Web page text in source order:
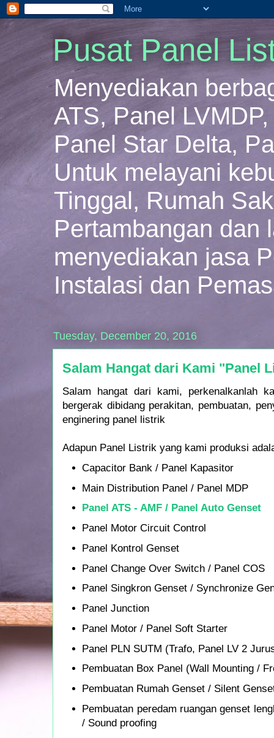
Pusat Panel
Menyediakan
ATS, Panel
Panel Star Delta,
Untuk melayani
Tinggal, Rumah
Pertambangan dan
menyediakan jasa
Instalasi dan
Tuesday, December 20, 2016
Salam Hangat dari Kami "Panel
Salam hangat dari kami, perkenalkanlah
bergerak dibidang perakitan, pembuatan,
enginering panel listrik
Adapun Panel Listrik yang kami produksi
Capacitor Bank / Panel Kapasitor
Main Distribution Panel / Panel MDP
Panel ATS - AMF / Panel Auto Genset
Panel Motor Circuit Control
Panel Kontrol Genset
Panel Change Over Switch / Panel COS
Panel Singkron Genset / Synchronize
Panel Junction
Panel Motor / Panel Soft Starter
Panel PLN SUTM (Trafo, Panel LV 2
Pembuatan Box Panel (Wall Mounting /
Pembuatan Rumah Genset / Silent
Pembuatan peredam ruangan genset
/ Sound proofing